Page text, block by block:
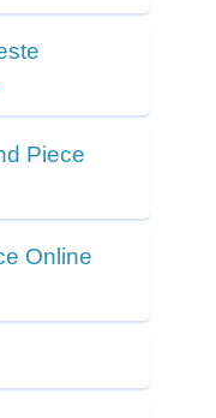
Piece
Online